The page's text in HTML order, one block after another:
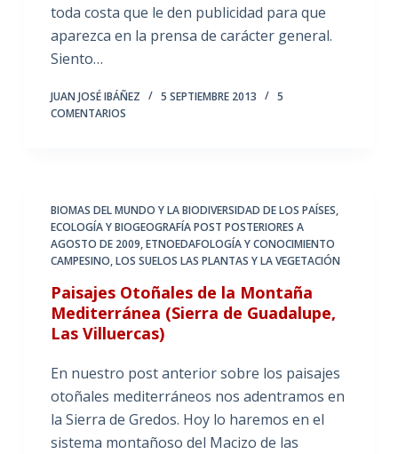
toda costa que le den publicidad para que
aparezca en la prensa de carácter general.
Siento…
JUAN JOSÉ IBÁÑEZ 5 SEPTIEMBRE 2013
5
COMENTARIOS
BIOMAS DEL MUNDO Y LA BIODIVERSIDAD DE LOS PAÍSES,
ECOLOGÍA Y BIOGEOGRAFÍA POST POSTERIORES A
AGOSTO DE 2009,ETNOEDAFOLOGÍA Y CONOCIMIENTO
CAMPESINO,LOS SUELOS LAS PLANTAS Y LA VEGETACIÓN
Paisajes Otoñales de la Montaña
Mediterránea (Sierra de Guadalupe,
Las Villuercas)
En nuestro post anterior sobre los paisajes
otoñales mediterráneos nos adentramos en
la Sierra de Gredos. Hoy lo haremos en el
sistema montañoso del Macizo de las